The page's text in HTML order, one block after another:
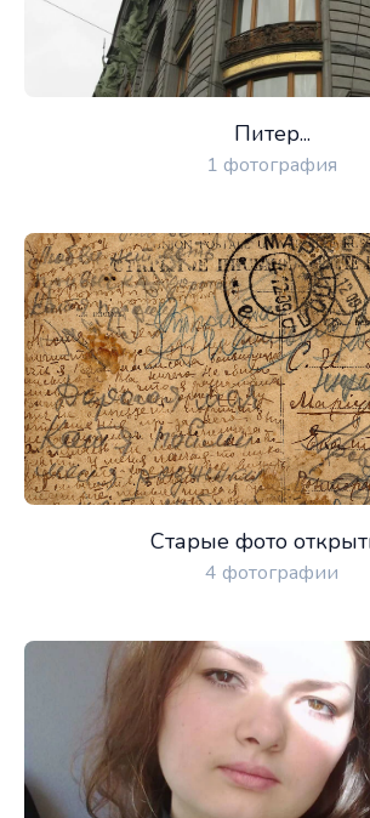
Питер...
1 фотография
Старые фото
4 фотографии